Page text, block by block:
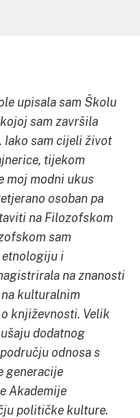
upisala sam Školu
sam završila
Iako sam cijeli život
tijekom
moj modni ukus
osoban pa
na Filozofskom
sam
etnologiju i
na znanosti
kulturalnim
književnosti. Velik
dodatnog
odnosa s
generacije
Akademije
političke kulture.